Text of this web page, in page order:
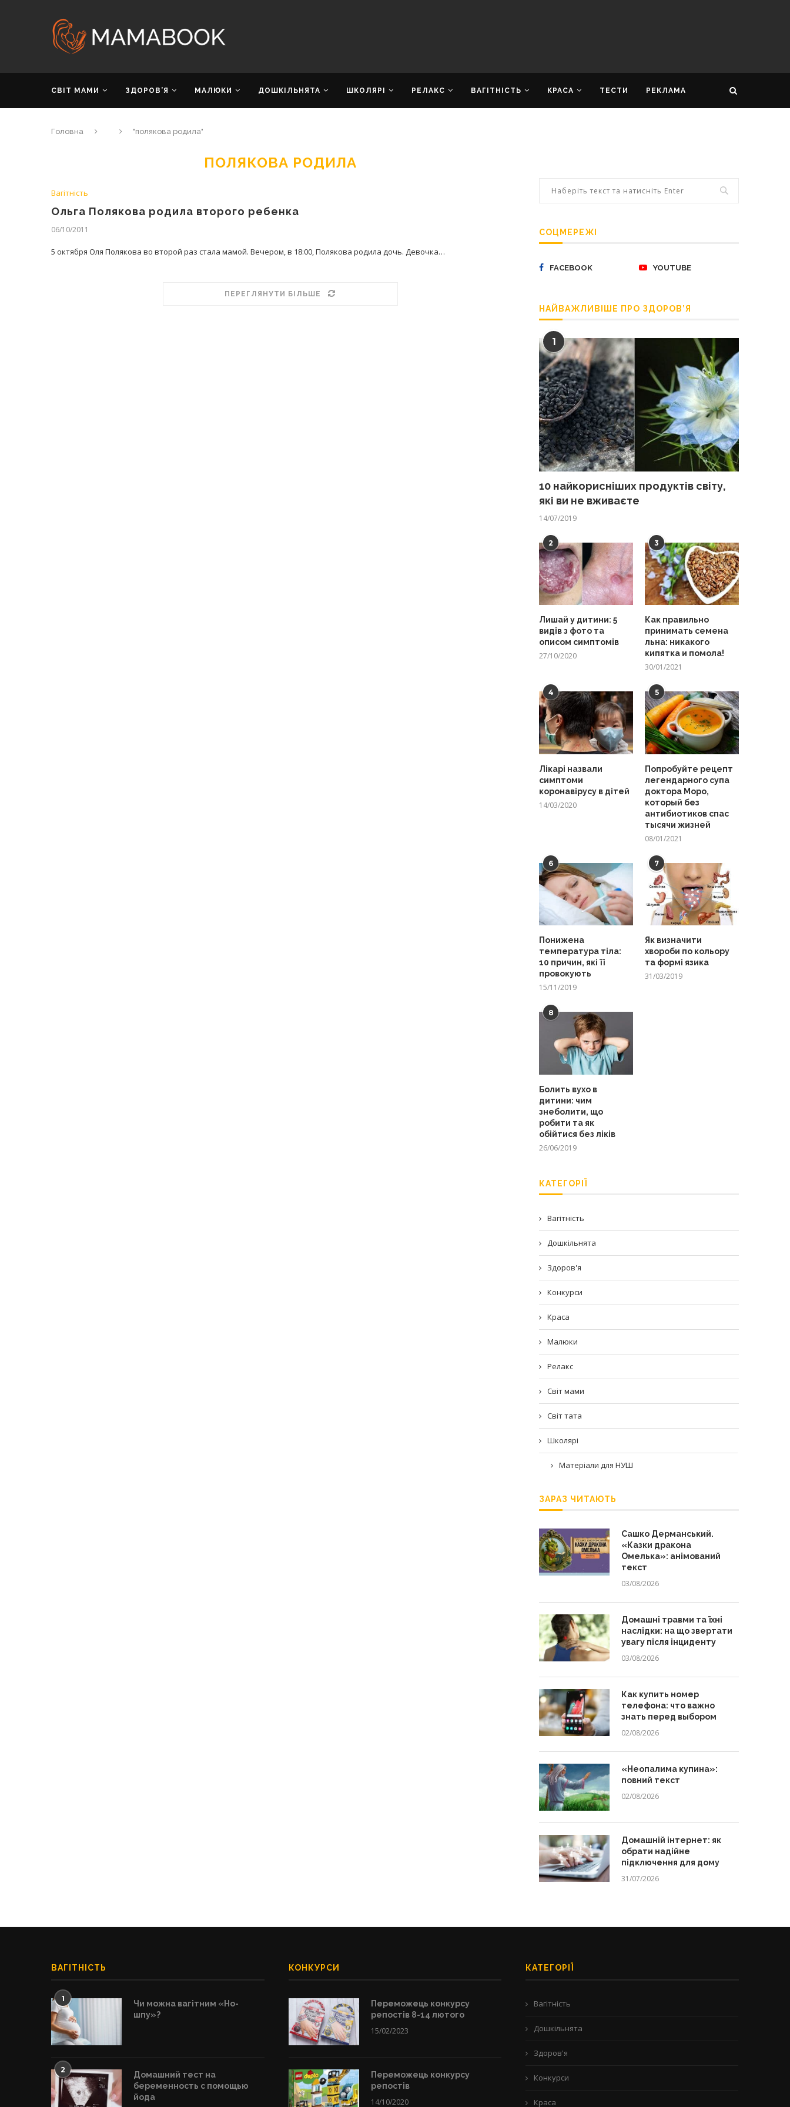
СВІТ МАМИ ЗДОРОВ’Я МАЛЮКИ ДОШКІЛЬНЯТА ШКОЛЯРІ РЕЛАКС ВАГІТНІСТЬ КРАСА ТЕСТИ РЕКЛАМА
Головна "полякова родила"
ПОЛЯКОВА РОДИЛА
Вагітність
Ольга Полякова родила второго ребенка
06/10/2011
5 октября Оля Полякова во второй раз стала мамой. Вечером, в 18:00, Полякова родила дочь. Девочка…
ПЕРЕГЛЯНУТИ БІЛЬШЕ
СОЦМЕРЕЖІ
FACEBOOK YOUTUBE
НАЙВАЖЛИВІШЕ ПРО ЗДОРОВ’Я
1
10 найкорисніших продуктів світу,
які ви не вживаєте
14/07/2019
2
Лишай у дитини: 5
видів з фото та
описом симптомів
27/10/2020
3
Как правильно
принимать семена
льна: никакого
кипятка и помола!
30/01/2021
4
Лікарі назвали
симптоми
коронавірусу в дітей
14/03/2020
5
Попробуйте рецепт
легендарного супа
доктора Моро,
который без
антибиотиков спас
тысячи жизней
08/01/2021
6
Понижена
температура тіла:
10 причин, які її
провокують
15/11/2019
7
Як визначити
хвороби по кольору
та формі язика
31/03/2019
8
Болить вухо в
дитини: чим
знеболити, що
робити та як
обійтися без ліків
26/06/2019
КАТЕГОРІЇ
Вагітність
Дошкільнята
Здоров'я
Конкурси
Краса
Малюки
Релакс
Світ мами
Світ тата
Школярі
Матеріали для НУШ
ЗАРАЗ ЧИТАЮТЬ
Сашко Дерманський.
«Казки дракона
Омелька»: анімований
текст
03/08/2026
Домашні травми та їхні
наслідки: на що звертати
увагу після інциденту
03/08/2026
Как купить номер
телефона: что важно
знать перед выбором
02/08/2026
«Неопалима купина»:
повний текст
02/08/2026
Домашній інтернет: як
обрати надійне
підключення для дому
31/07/2026
ВАГІТНІСТЬ
1
Чи можна вагітним «Но-
шпу»?
2
Домашний тест на
беременность с помощью
йода
КОНКУРСИ
Переможець конкурсу
репостів 8-14 лютого
15/02/2023
Переможець конкурсу
репостів
14/10/2020
КАТЕГОРІЇ
Вагітність
Дошкільнята
Здоров'я
Конкурси
Краса